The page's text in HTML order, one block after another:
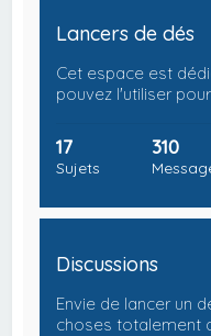
Lancers de dés
Cet espace est
pouvez l'utiliser
17
Sujets
310
Discussions
Envie de lancer un
choses totalement